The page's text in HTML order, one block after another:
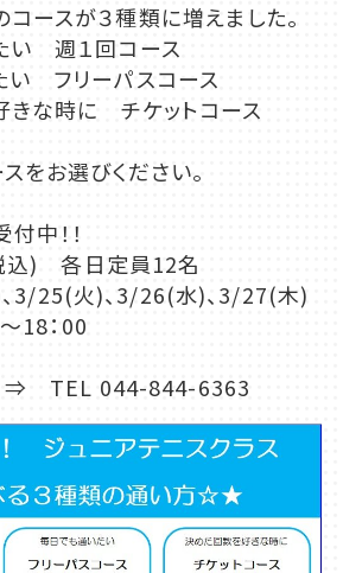
ースが３種類に増えました。
週１回コース
フリーパスコース
な時に チケットコース
をお選びください。
中！！
込) 各日定員12名
3/25(火)、3/26(水)、3/27(木)
18：00
⇒ TEL 044-844-6363